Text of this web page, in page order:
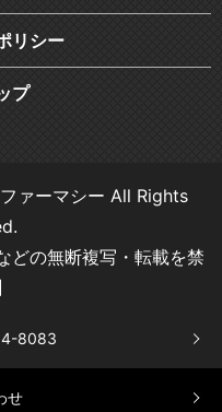
8083
せ
リシー
プ
ァーマシー All Rights
どの無断複写・転載を禁